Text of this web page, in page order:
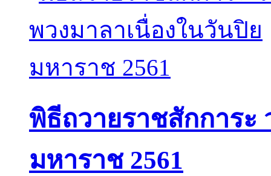
พิธีถวายราชสักการะ
มหาราช 2561